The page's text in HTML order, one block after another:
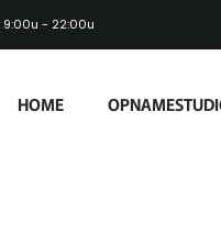
9:00u - 22:00u
HOME